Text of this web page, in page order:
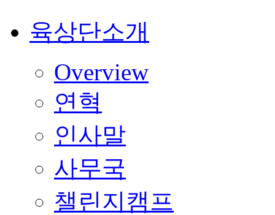
육상단소개
Overview
연혁
인사말
사무국
챌린지캠프